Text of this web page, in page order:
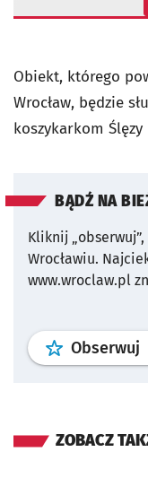
Obiekt, którego
Wrocław, będzie
koszykarkom
BĄDŹ NA
Kliknij
Wrocławiu.
www.wroclaw.pl
Obserwuj
ZOBACZ